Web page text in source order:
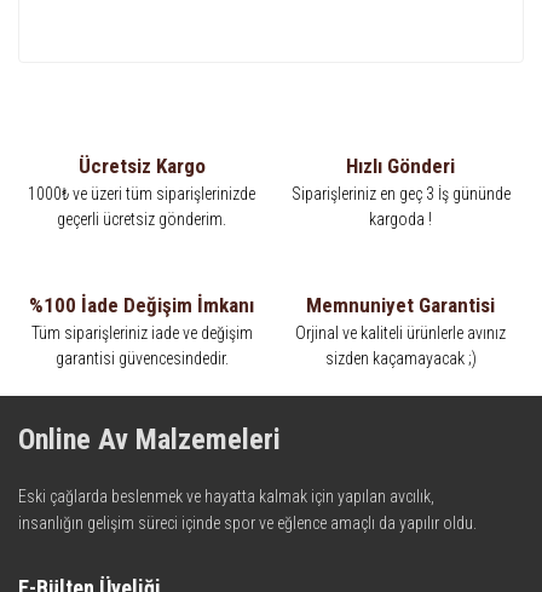
Ücretsiz Kargo
1000₺ ve üzeri tüm siparişlerinizde
geçerli ücretsiz gönderim.
Hızlı Gönderi
Siparişleriniz en geç 3 İş gününde
kargoda !
%100 İade Değişim İmkanı
Tüm siparişleriniz iade ve değişim
garantisi güvencesindedir.
Memnuniyet Garantisi
Orjinal ve kaliteli ürünlerle avınız
sizden kaçamayacak ;)
Online Av Malzemeleri
Eski çağlarda beslenmek ve hayatta kalmak için yapılan avcılık,
insanlığın gelişim süreci içinde spor ve eğlence amaçlı da yapılır oldu.
teknolojinin dokunuşuyla av malzemelerinde en iyisini meydana